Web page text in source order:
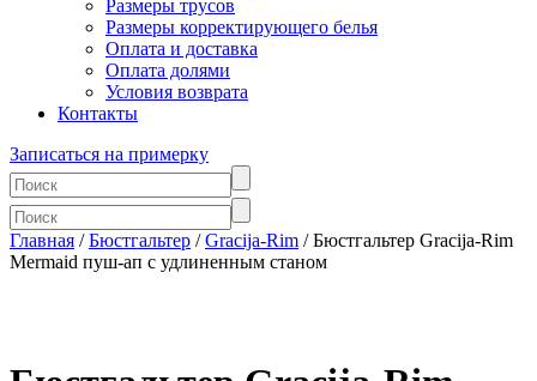
Размеры трусов
Размеры корректирующего белья
Оплата и доставка
Оплата долями
Условия возврата
Контакты
Записаться на примерку
Главная /Бюстгальтер /Gracija-Rim / Бюстгальтер Gracija-Rim
Mermaid пуш-ап с удлиненным станом